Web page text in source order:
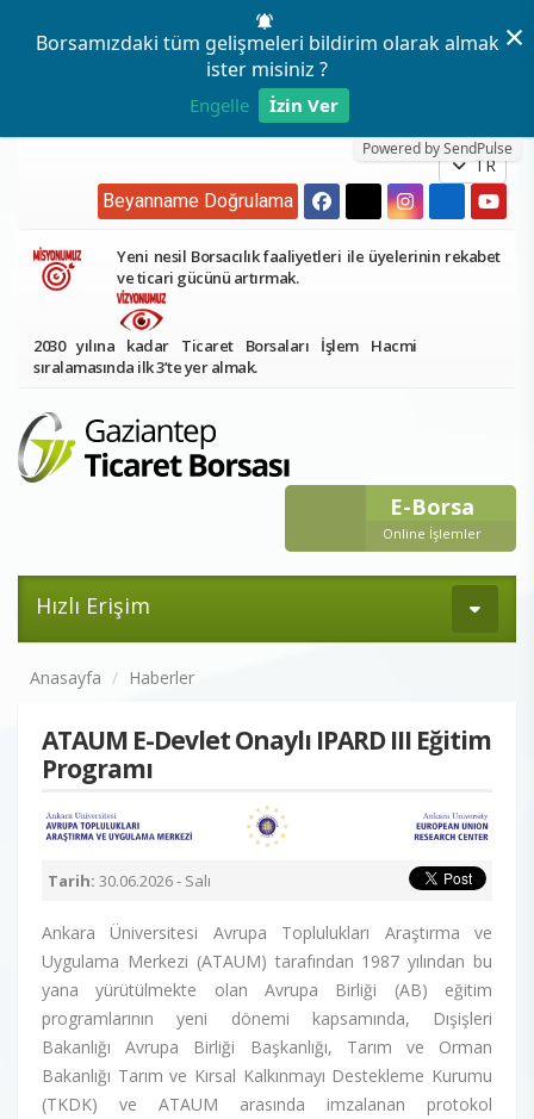
Borsamızdaki tüm gelişmeleri bildirim olarak almak
ister misiniz ?
Engelle İzin Ver
Powered by SendPulse
×
TR
Beyanname Doğrulama
Yeni nesil Borsacılık faaliyetleri ile üyelerinin rekabet
ve ticari gücünü artırmak.
2030 yılına kadar Ticaret Borsaları İşlem Hacmi
sıralamasında ilk 3’te yer almak.
E-Borsa
Online İşlemler
Hızlı Erişim
Anasayfa Haberler
ATAUM E-Devlet Onaylı IPARD III Eğitim
Programı
Tarih: 30.06.2026 - Salı
Ankara Üniversitesi Avrupa Toplulukları Araştırma ve
Uygulama Merkezi (ATAUM) tarafından 1987 yılından bu
yana yürütülmekte olan Avrupa Birliği (AB) eğitim
programlarının yeni dönemi kapsamında, Dışişleri
Bakanlığı Avrupa Birliği Başkanlığı, Tarım ve Orman
Bakanlığı Tarım ve Kırsal Kalkınmayı Destekleme Kurumu
(TKDK) ve ATAUM arasında imzalanan protokol